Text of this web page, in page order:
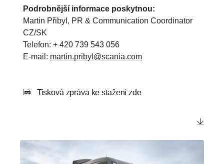
Podrobnější informace poskytnou:
Martin Přibyl, PR & Communication Coordinator
CZ/SK
Telefon: + 420 739 543 056
E-mail: martin.pribyl@scania.com
Tisková zpráva ke stažení zde